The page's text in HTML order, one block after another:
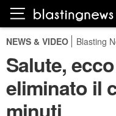
NEWS & VIDEO Blasting
Salute,
eliminato il